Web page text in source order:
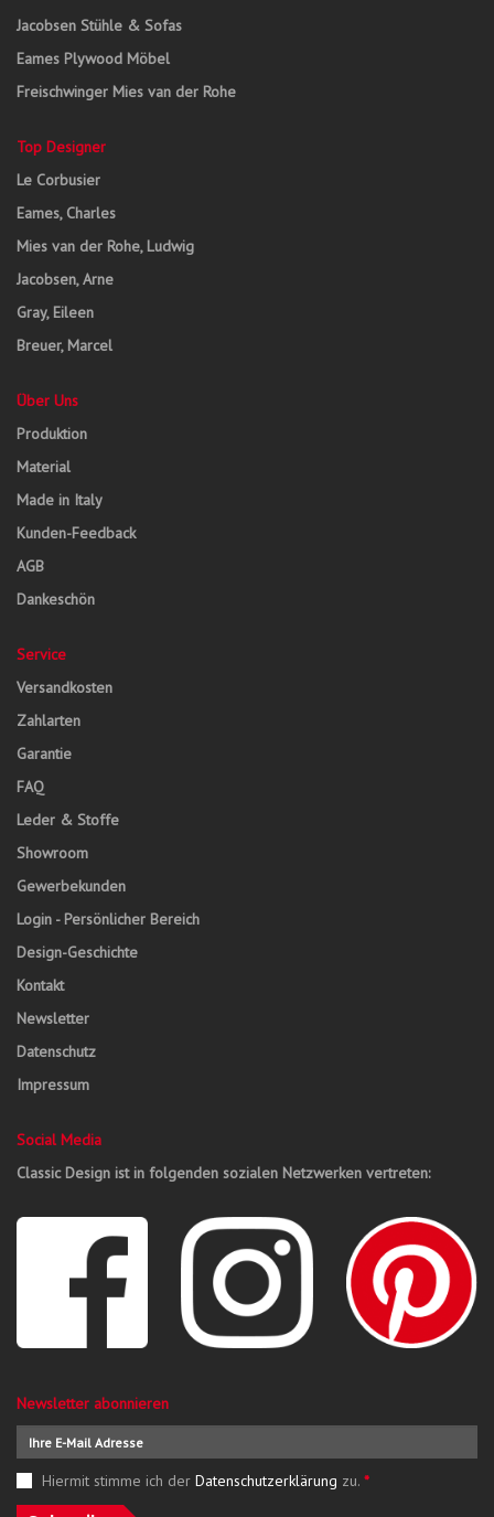
Jacobsen Stühle & Sofas
Eames Plywood Möbel
Freischwinger Mies van der Rohe
Top Designer
Le Corbusier
Eames, Charles
Mies van der Rohe, Ludwig
Jacobsen, Arne
Gray, Eileen
Breuer, Marcel
Über Uns
Produktion
Material
Made in Italy
Kunden-Feedback
AGB
Dankeschön
Service
Versandkosten
Zahlarten
Garantie
FAQ
Leder & Stoffe
Showroom
Gewerbekunden
Login - Persönlicher Bereich
Design-Geschichte
Kontakt
Newsletter
Datenschutz
Impressum
Social Media
Classic Design ist in folgenden sozialen Netzwerken vertreten:
Newsletter abonnieren
Hiermit stimme ich der Datenschutzerklärung zu. *